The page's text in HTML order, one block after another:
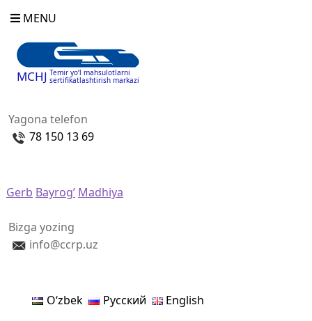
MENU
MCHJ Temir yo‘l mahsulotlarni
sertifikatlashtirish markazi
Yagona telefon
78 150 13 69
Gerb Bayrog’ Madhiya
Bizga yozing
info@ccrp.uz
Oʻzbek Русский English